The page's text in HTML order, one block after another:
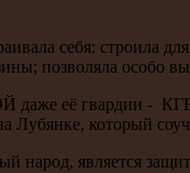
себя: строила
позволяла
её гвардии - КГБ,
Лубянке, который
народ, является